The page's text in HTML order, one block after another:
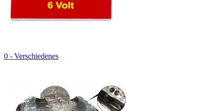
0 - Verschiedenes